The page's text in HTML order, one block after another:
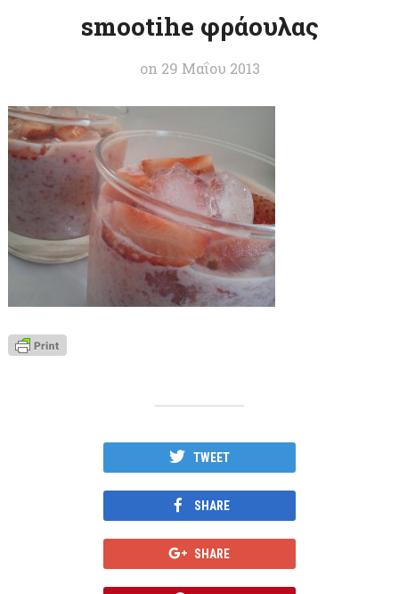
smootihe φράουλας
on 29 Μαΐου 2013
TWEET
SHARE
SHARE